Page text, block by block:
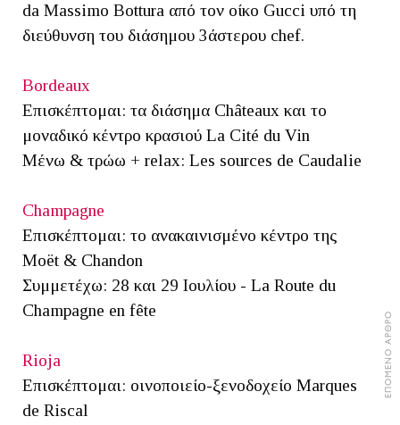
ΕΠΟΜΕΝΟ ΑΡΘΡΟ
da Massimo Bottura από τον οίκο Gucci υπό τη
διεύθυνση του διάσημου 3άστερου chef.
Bordeaux
Επισκέπτομαι: τα διάσημα Châteaux και το
μοναδικό κέντρο κρασιού La Cité du Vin
Μένω & τρώω + relax: Les sources de Caudalie
Champagne
Επισκέπτομαι: το ανακαινισμένο κέντρο της
Moët & Chandon
Συμμετέχω: 28 και 29 Ιουλίου - La Route du
Champagne en fête
Rioja
Επισκέπτομαι: οινοποιείο-ξενοδοχείο Marques
de Riscal